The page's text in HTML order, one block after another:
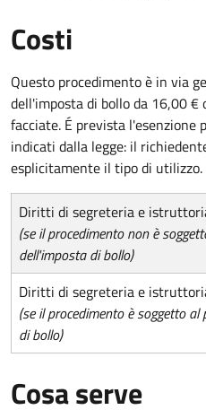
Costi
Questo procedimento è in via
dell'imposta di bollo da 16,00 €
facciate. É prevista l'esenzione
indicati dalla legge: il
esplicitamente il tipo di utilizzo.
Diritti di segreteria e
(se il procedimento non è
dell'imposta di bollo)
Diritti di segreteria e
(se il procedimento è soggetto
di bollo)
Cosa serve